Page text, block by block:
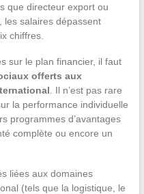
que directeur export ou
les salaires dépassent
chiffres.
sur le plan financier, il faut
offerts aux
. Il n’est pas rare
la performance individuelle
programmes d’avantages
complète ou encore un
liées aux domaines
(tels que la logistique, le